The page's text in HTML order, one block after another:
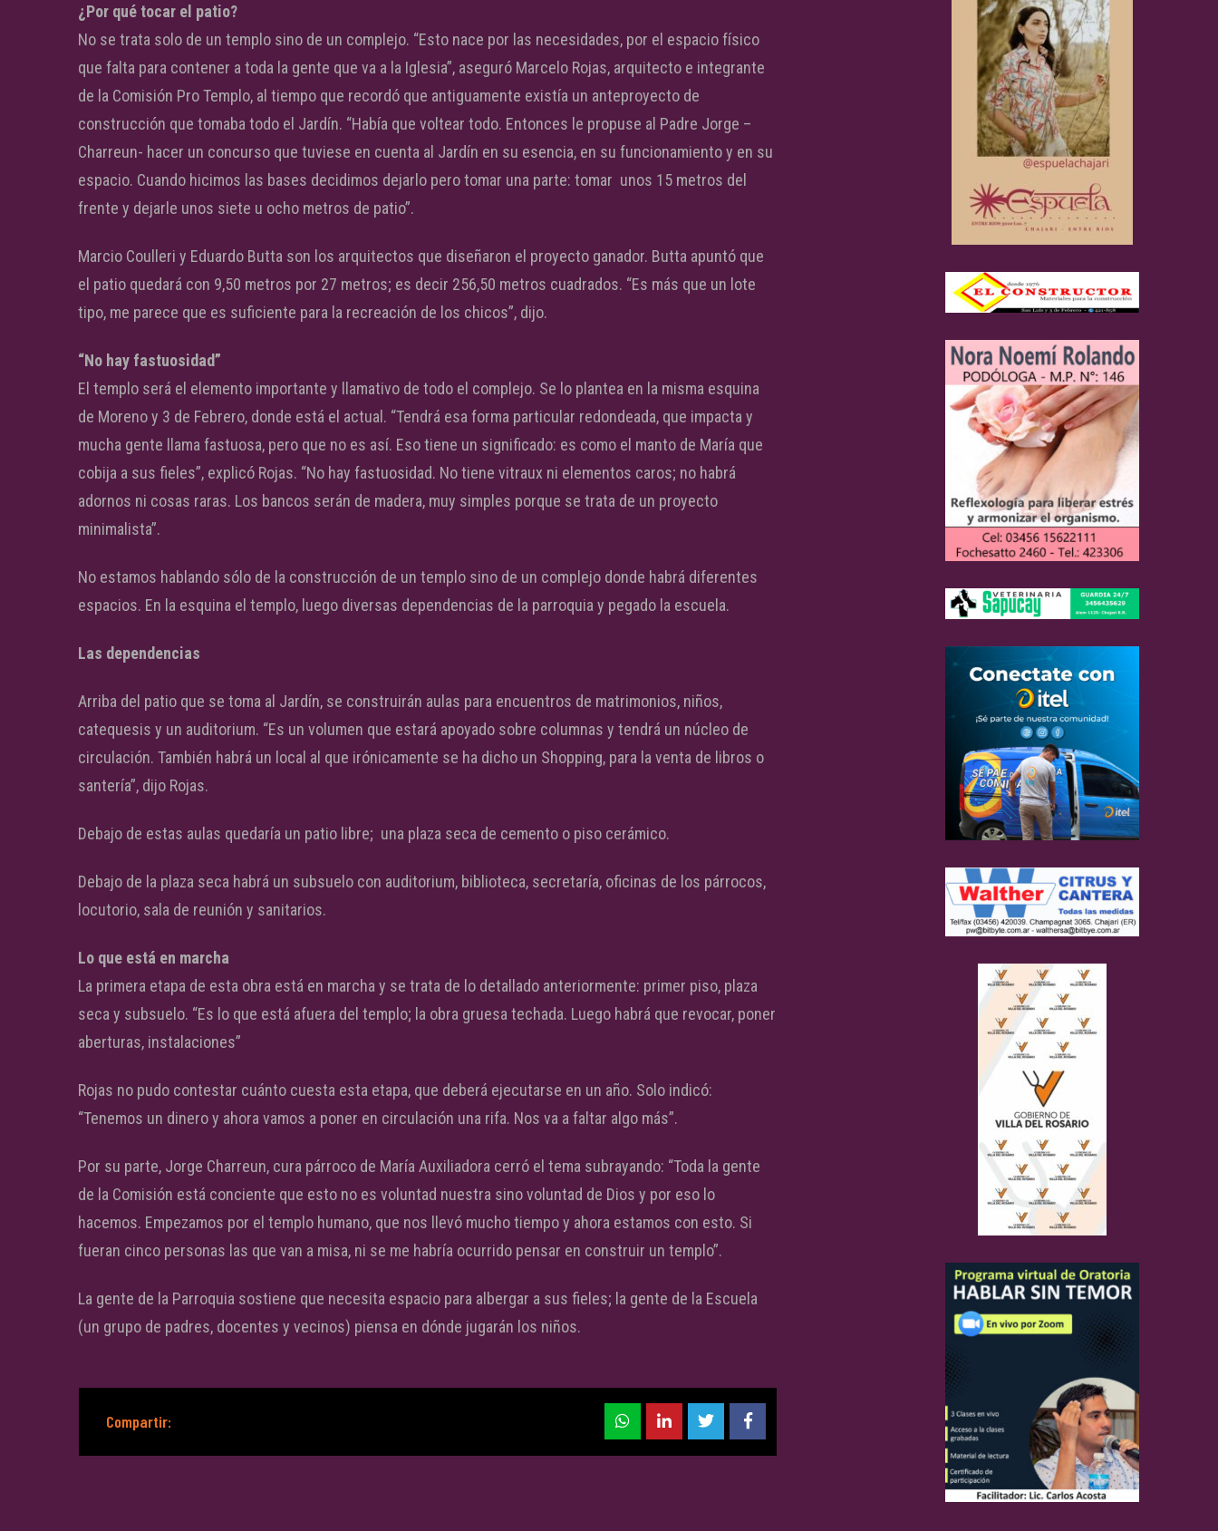
¿Por qué tocar el patio?
No se trata solo de un templo sino de un complejo. “Esto nace por las necesidades, por el espacio físico
que falta para contener a toda la gente que va a la Iglesia”, aseguró Marcelo Rojas, arquitecto e integrante
de la Comisión Pro Templo, al tiempo que recordó que antiguamente existía un anteproyecto de
construcción que tomaba todo el Jardín. “Había que voltear todo. Entonces le propuse al Padre Jorge –
Charreun- hacer un concurso que tuviese en cuenta al Jardín en su esencia, en su funcionamiento y en su
espacio. Cuando hicimos las bases decidimos dejarlo pero tomar una parte: tomar unos 15 metros del
frente y dejarle unos siete u ocho metros de patio”.
Marcio Coulleri y Eduardo Butta son los arquitectos que diseñaron el proyecto ganador. Butta apuntó que
el patio quedará con 9,50 metros por 27 metros; es decir 256,50 metros cuadrados. “Es más que un lote
tipo, me parece que es suficiente para la recreación de los chicos”, dijo.
“No hay fastuosidad”
El templo será el elemento importante y llamativo de todo el complejo. Se lo plantea en la misma esquina
de Moreno y 3 de Febrero, donde está el actual. “Tendrá esa forma particular redondeada, que impacta y
mucha gente llama fastuosa, pero que no es así. Eso tiene un significado: es como el manto de María que
cobija a sus fieles”, explicó Rojas. “No hay fastuosidad. No tiene vitraux ni elementos caros; no habrá
adornos ni cosas raras. Los bancos serán de madera, muy simples porque se trata de un proyecto
minimalista”.
No estamos hablando sólo de la construcción de un templo sino de un complejo donde habrá diferentes
espacios. En la esquina el templo, luego diversas dependencias de la parroquia y pegado la escuela.
Las dependencias
Arriba del patio que se toma al Jardín, se construirán aulas para encuentros de matrimonios, niños,
catequesis y un auditorium. “Es un volumen que estará apoyado sobre columnas y tendrá un núcleo de
circulación. También habrá un local al que irónicamente se ha dicho un Shopping, para la venta de libros o
santería”, dijo Rojas.
Debajo de estas aulas quedaría un patio libre; una plaza seca de cemento o piso cerámico.
Debajo de la plaza seca habrá un subsuelo con auditorium, biblioteca, secretaría, oficinas de los párrocos,
locutorio, sala de reunión y sanitarios.
Lo que está en marcha
La primera etapa de esta obra está en marcha y se trata de lo detallado anteriormente: primer piso, plaza
seca y subsuelo. “Es lo que está afuera del templo; la obra gruesa techada. Luego habrá que revocar, poner
aberturas, instalaciones”
Rojas no pudo contestar cuánto cuesta esta etapa, que deberá ejecutarse en un año. Solo indicó:
“Tenemos un dinero y ahora vamos a poner en circulación una rifa. Nos va a faltar algo más”.
Por su parte, Jorge Charreun, cura párroco de María Auxiliadora cerró el tema subrayando: “Toda la gente
de la Comisión está conciente que esto no es voluntad nuestra sino voluntad de Dios y por eso lo
hacemos. Empezamos por el templo humano, que nos llevó mucho tiempo y ahora estamos con esto. Si
fueran cinco personas las que van a misa, ni se me habría ocurrido pensar en construir un templo”.
La gente de la Parroquia sostiene que necesita espacio para albergar a sus fieles; la gente de la Escuela
(un grupo de padres, docentes y vecinos) piensa en dónde jugarán los niños.
Compartir: